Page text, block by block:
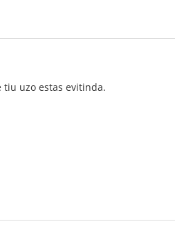
tiu uzo estas evitinda.